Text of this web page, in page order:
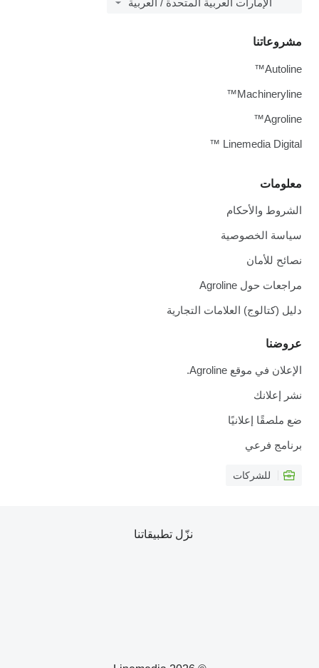
الإمارات العربية المتحدة / العربية
معلومات
الشروط والأحكام
سياسة الخصوصية
نصائح للأمان
مراجعات حول Agroline
دليل (كتالوج) العلامات التجارية
عروضنا
الإعلان في موقع Agroline.
نشر إعلانك
ضع ملصقًا إعلانيًا
برنامج فرعي
للشركات
مشروعاتنا
Autoline™
Machineryline™
Agroline™
Linemedia Digital ™
نزّل تطبيقاتنا